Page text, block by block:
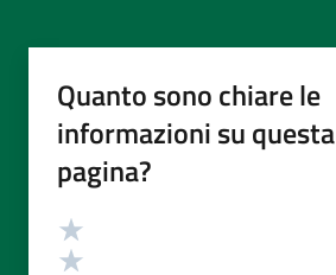
Quanto sono chiare le
informazioni su questa
pagina?
Valutazione